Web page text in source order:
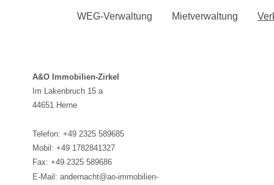
WEG-Verwaltung Mietverwaltung
A&O Immobilien-Zirkel
Im Lakenbruch 15 a
44651 Herne
Telefon: +49 2325 589685
Mobil: +49 1782841327
Fax: +49 2325 589686
E-Mail: andernacht@ao-immobilien-